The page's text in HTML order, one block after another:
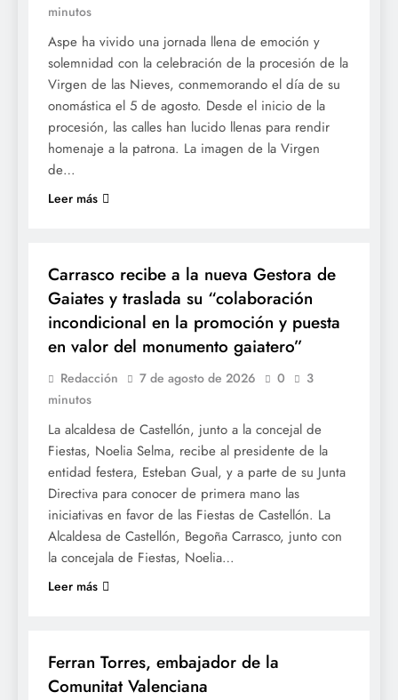
minutos
Aspe ha vivido una jornada llena de emoción y
solemnidad con la celebración de la procesión de la
Virgen de las Nieves, conmemorando el día de su
onomástica el 5 de agosto. Desde el inicio de la
procesión, las calles han lucido llenas para rendir
homenaje a la patrona. La imagen de la Virgen
de…
Leer más
Carrasco recibe a la nueva Gestora de
Gaiates y traslada su “colaboración
incondicional en la promoción y puesta
en valor del monumento gaiatero”
Redacción 7 de agosto de 2026 0
3
minutos
La alcaldesa de Castellón, junto a la concejal de
Fiestas, Noelia Selma, recibe al presidente de la
entidad festera, Esteban Gual, y a parte de su Junta
Directiva para conocer de primera mano las
iniciativas en favor de las Fiestas de Castellón. La
Alcaldesa de Castellón, Begoña Carrasco, junto con
la concejala de Fiestas, Noelia…
Leer más
Ferran Torres, embajador de la
Comunitat Valenciana